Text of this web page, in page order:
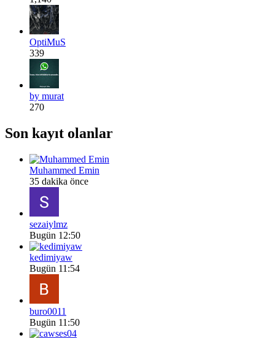
OptiMuS
339
by murat
270
Son kayıt olanlar
Muhammed Emin
35 dakika önce
sezaiylmz
Bugün 12:50
kedimiyaw
Bugün 11:54
buro0011
Bugün 11:50